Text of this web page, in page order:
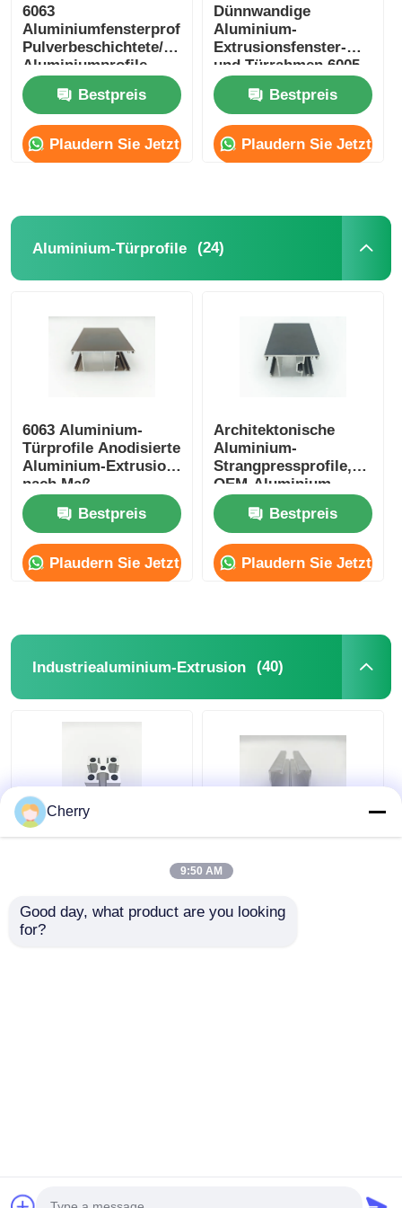
6063
Aluminiumfensterprofile
Pulverbeschichtete/anodisierte
Aluminiumprofile
Hersteller
Bestpreis
Plaudern Sie Jetzt
Dünnwandige
Aluminium-
Extrusionsfenster-
und Türrahmen 6005
T5 Aluminium-
ExtrusionBestpreis
Plaudern Sie Jetzt
Aluminium-Türprofile (24)
6063 Aluminium-
Türprofile Anodisierte
Aluminium-Extrusion
nach Maß
Bestpreis
Plaudern Sie Jetzt
Architektonische
Aluminium-
Strangpressprofile,
OEM-Aluminium-
Glas-Türprofil
Bestpreis
Plaudern Sie Jetzt
Industriealuminium-Extrusion (40)
Extrusion Extrudierte
anodierte
Aluminiumprofile
Industrialuminium-
Extrusion für
moderne
Schiebetüren
Cherry
9:50 AM
Good day, what product are you looking
for?